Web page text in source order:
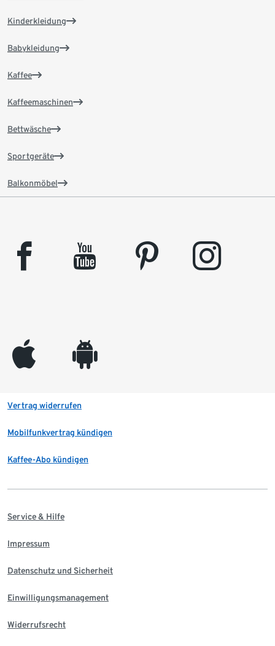
Kinderkleidung
Babykleidung
Kaffee
Kaffeemaschinen
Bettwäsche
Sportgeräte
Balkonmöbel
facebook youtube pinterest instagram
appleinc android
Vertrag widerrufen
Mobilfunkvertrag kündigen
Kaffee-Abo kündigen
Service & Hilfe
Impressum
Datenschutz und Sicherheit
Einwilligungsmanagement
Widerrufsrecht